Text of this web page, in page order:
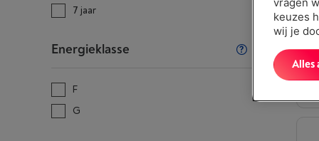
7 jaar
Energieklasse
F
G
keuzes
wij je
Alles